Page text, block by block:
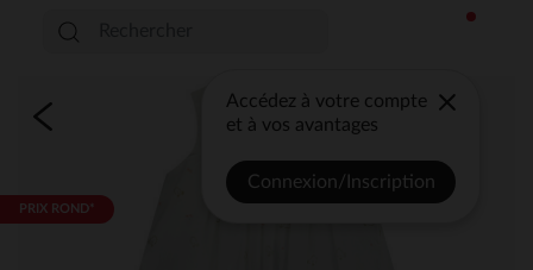
Accédez à votre compte
et à vos avantages
Connexion/Inscription
PRIX ROND*